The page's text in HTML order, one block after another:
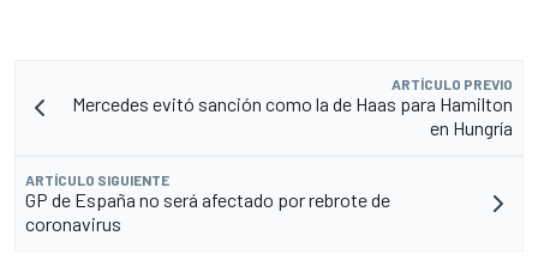
ARTÍCULO PREVIO
Mercedes evitó sanción como la de Haas para Hamilton
en Hungría
ARTÍCULO SIGUIENTE
GP de España no será afectado por rebrote de
coronavirus